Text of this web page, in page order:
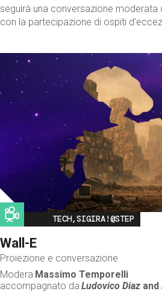
seguirà una conversazione moderata
con la partecipazione di ospiti
Image
TECH,SIGIRA!@STEP
Wall-E
Proiezione e conversazione
Modera Massimo Temporelli
accompagnato da Ludovico Diaz and